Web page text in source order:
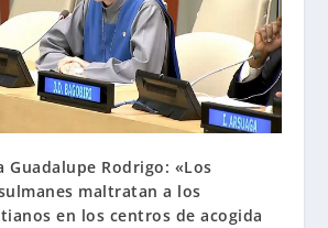
Guadalupe Rodrigo: «Los
maltratan a los
en los centros de acogida